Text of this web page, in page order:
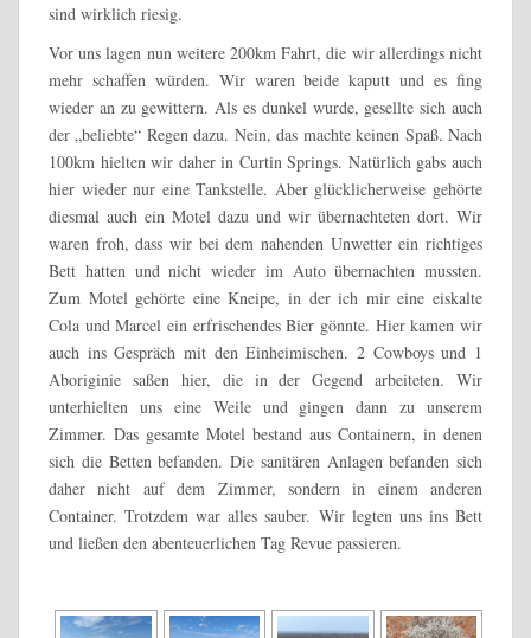
sind wirklich riesig.
Vor uns lagen nun weitere 200km Fahrt, die wir allerdings nicht
mehr schaffen würden. Wir waren beide kaputt und es fing
wieder an zu gewittern. Als es dunkel wurde, gesellte sich auch
der „beliebte“ Regen dazu. Nein, das machte keinen Spaß. Nach
100km hielten wir daher in Curtin Springs. Natürlich gabs auch
hier wieder nur eine Tankstelle. Aber glücklicherweise gehörte
diesmal auch ein Motel dazu und wir übernachteten dort. Wir
waren froh, dass wir bei dem nahenden Unwetter ein richtiges
Bett hatten und nicht wieder im Auto übernachten mussten.
Zum Motel gehörte eine Kneipe, in der ich mir eine eiskalte
Cola und Marcel ein erfrischendes Bier gönnte. Hier kamen wir
auch ins Gespräch mit den Einheimischen. 2 Cowboys und 1
Aboriginie saßen hier, die in der Gegend arbeiteten. Wir
unterhielten uns eine Weile und gingen dann zu unserem
Zimmer. Das gesamte Motel bestand aus Containern, in denen
sich die Betten befanden. Die sanitären Anlagen befanden sich
daher nicht auf dem Zimmer, sondern in einem anderen
Container. Trotzdem war alles sauber. Wir legten uns ins Bett
und ließen den abenteuerlichen Tag Revue passieren.